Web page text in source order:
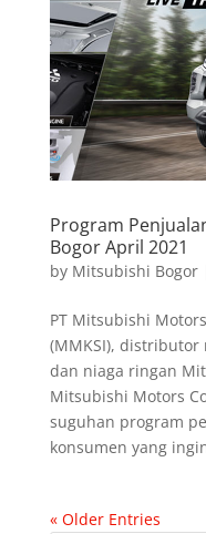
Program
Bogor April 2021
by Mitsubishi Bogor
PT Mitsubishi
(MMKSI),
dan niaga ringan
Mitsubishi Motors
suguhan program
konsumen yang
« Older Entries